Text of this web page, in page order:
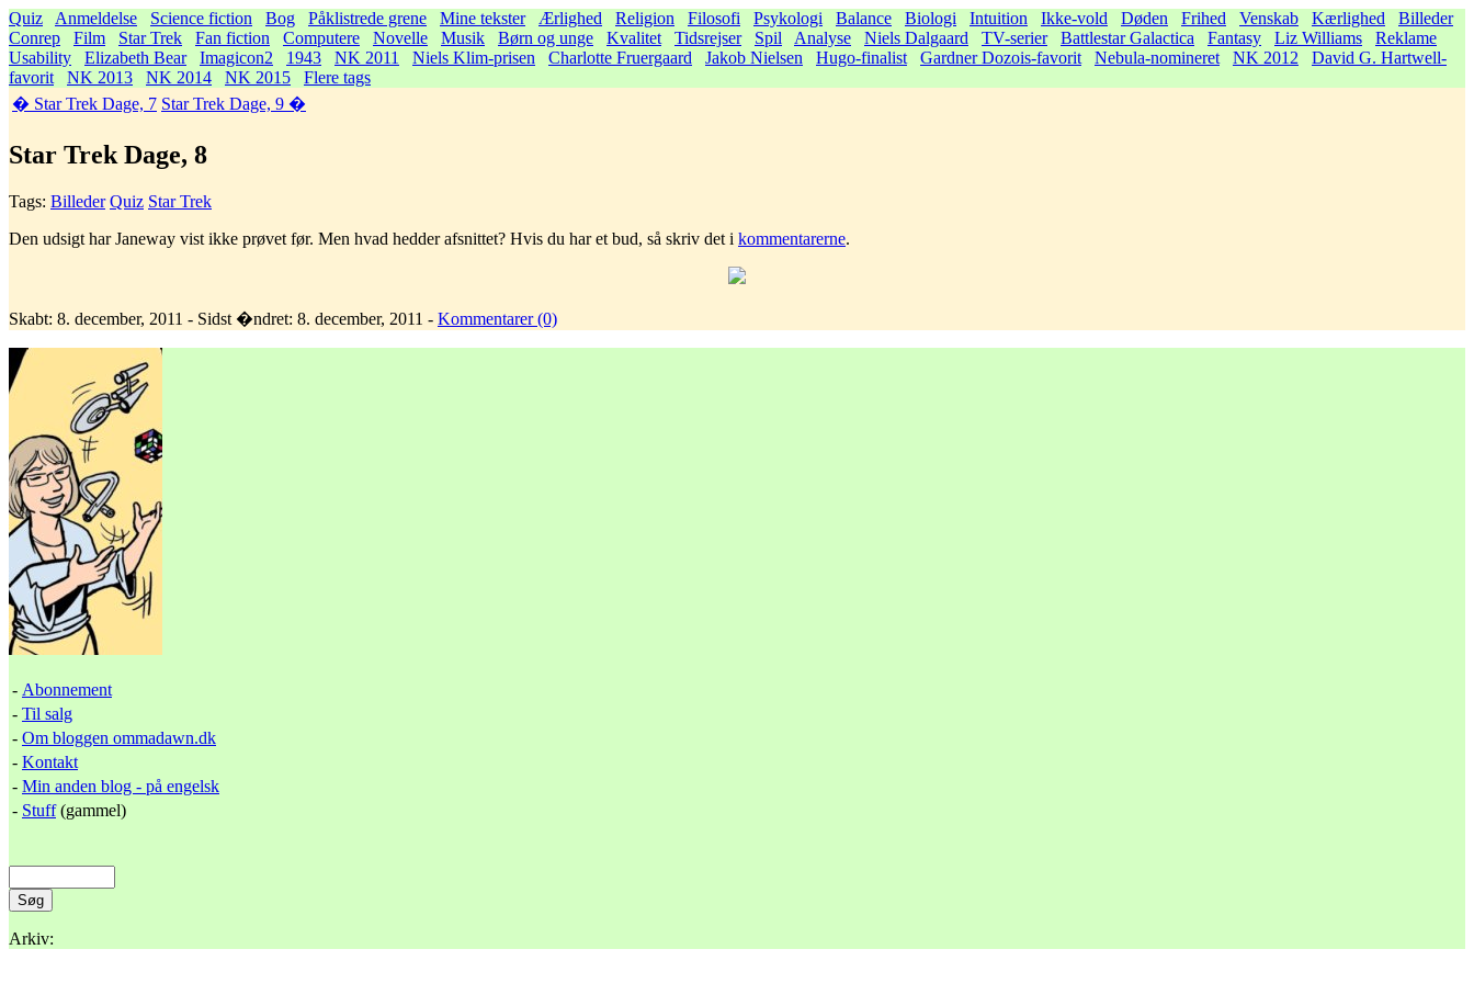
Quiz Anmeldelse Science fiction Bog Påklistrede grene Mine tekster Ærlighed Religion Filosofi Psykologi Balance Biologi Intuition Ikke-vold Døden Frihed Venskab Kærlighed
Billeder
Conrep
Film Star Trek Fan fiction Computere Novelle Musik Børn og unge Kvalitet Tidsrejser Spil Analyse Niels Dalgaard TV-serier Battlestar Galactica Fantasy Liz Williams
Reklame
Usability
Elizabeth Bear Imagicon2 1943 NK 2011 Niels Klim-prisen Charlotte Fruergaard Jakob Nielsen Hugo-finalist Gardner Dozois-favorit Nebula-nomineret NK 2012
David G. Hartwell-
favorit
NK 2013 NK 2014 NK 2015
Flere tags
� Star Trek Dage, 7 Star Trek Dage, 9 �
Star Trek Dage, 8
Tags: Billeder Quiz Star Trek
Den udsigt har Janeway vist ikke prøvet før. Men hvad hedder afsnittet? Hvis du har et bud, så skriv det i kommentarerne.
Skabt: 8. december, 2011 - Sidst �ndret: 8. december, 2011 - Kommentarer (0)
- Abonnement
- Til salg
- Om bloggen ommadawn.dk
- Kontakt
- Min anden blog - på engelsk
- Stuff(gammel)
Arkiv: